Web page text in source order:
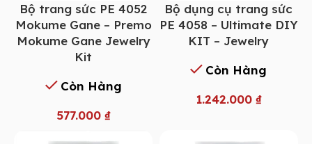
Bộ trang sức PE 4052
Mokume Gane – Premo
Mokume Gane Jewelry
Kit
Còn Hàng
577.000 ₫
Bộ dụng cụ trang sức
PE 4058 – Ultimate DIY
KIT – Jewelry
Còn Hàng
1.242.000 ₫